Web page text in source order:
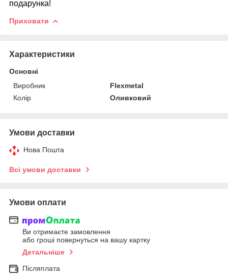
подарунка!
Приховати
Характеристики
Основні
Виробник
Flexmetal
Колір
Оливковий
Умови доставки
Нова Пошта
Всі умови доставки
Умови оплати
Ви отримаєте замовлення
або гроші повернуться на вашу картку
Детальніше
Післяплата